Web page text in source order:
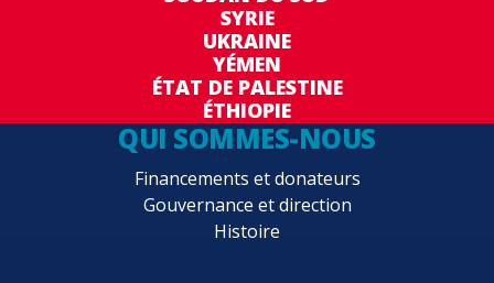
SYRIE
UKRAINE
YÉMEN
ÉTAT DE PALESTINE
ÉTHIOPIE
QUI SOMMES-NOUS
Financements et donateurs
Gouvernance et direction
Histoire